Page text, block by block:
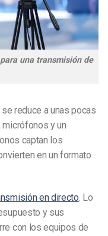
una transmisión de
reduce a unas pocas
micrófonos y un
captan los
en un formato
en directo. Lo
y sus
con los equipos de